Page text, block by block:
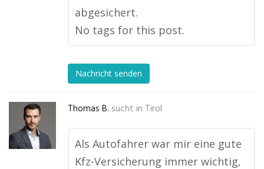
abgesichert.
No tags for this post.
Nachricht senden
Thomas B. sucht in Tirol
Als Autofahrer war mir eine gute
Kfz-Versicherung immer wichtig,